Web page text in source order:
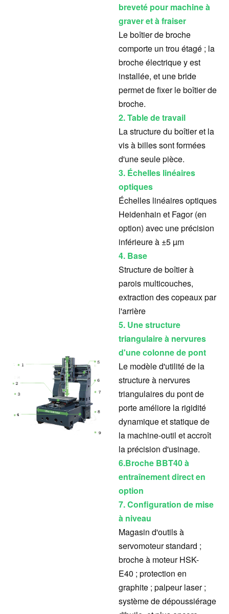
breveté pour machine à
graver et à fraiser
Le boîtier de broche
comporte un trou étagé ; la
broche électrique y est
installée, et une bride
permet de fixer le boîtier de
broche.
2. Table de travail
La structure du boîtier et la
vis à billes sont formées
d'une seule pièce.
3. Échelles linéaires
optiques
Échelles linéaires optiques
Heidenhain et Fagor (en
option) avec une précision
inférieure à ±5 µm
4. Base
Structure de boîtier à
parois multicouches,
extraction des copeaux par
l'arrière
5. Une structure
triangulaire à nervures
d'une colonne de pont
Le modèle d'utilité de la
structure à nervures
triangulaires du pont de
porte améliore la rigidité
dynamique et statique de
la machine-outil et accroît
la précision d'usinage.
6.Broche BBT40 à
entraînement direct en
option
7. Configuration de mise
à niveau
Magasin d'outils à
servomoteur standard ;
broche à moteur HSK-
E40 ; protection en
graphite ; palpeur laser ;
système de dépoussiérage